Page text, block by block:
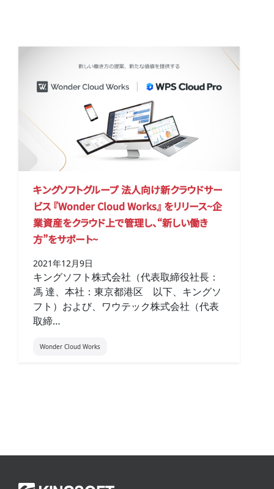
キングソフトグループ 法人向け新クラウドサー
ビス 『Wonder Cloud Works』 をリリース~企
業資産をクラウド上で管理し、“新しい働き
方”をサポート~
2021年12月9日
キングソフト株式会社（代表取締役社長：
馮 達、本社：東京都港区 以下、キングソ
フト）および、ワウテック株式会社（代表
取締…
Wonder Cloud Works